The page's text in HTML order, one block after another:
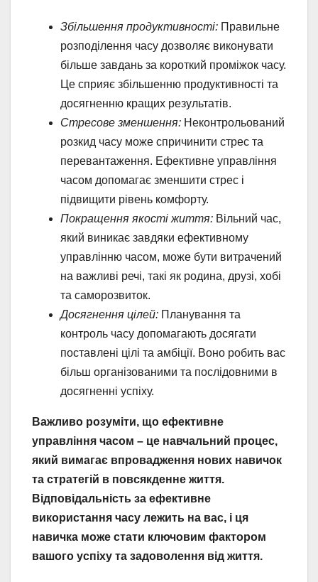
Збільшення продуктивності: Правильне
розподілення часу дозволяє виконувати
більше завдань за короткий проміжок часу.
Це сприяє збільшенню продуктивності та
досягненню кращих результатів.
Стресове зменшення: Неконтрольований
розкид часу може спричинити стрес та
перевантаження. Ефективне управління
часом допомагає зменшити стрес і
підвищити рівень комфорту.
Покращення якості життя: Вільний час,
який виникає завдяки ефективному
управлінню часом, може бути витрачений
на важливі речі, такі як родина, друзі, хобі
та саморозвиток.
Досягнення цілей: Планування та
контроль часу допомагають досягати
поставлені цілі та амбіції. Воно робить вас
більш організованими та послідовними в
досягненні успіху.
Важливо розуміти, що ефективне
управління часом – це навчальний процес,
який вимагає впровадження нових навичок
та стратегій в повсякденне життя.
Відповідальність за ефективне
використання часу лежить на вас, і ця
навичка може стати ключовим фактором
вашого успіху та задоволення від життя.